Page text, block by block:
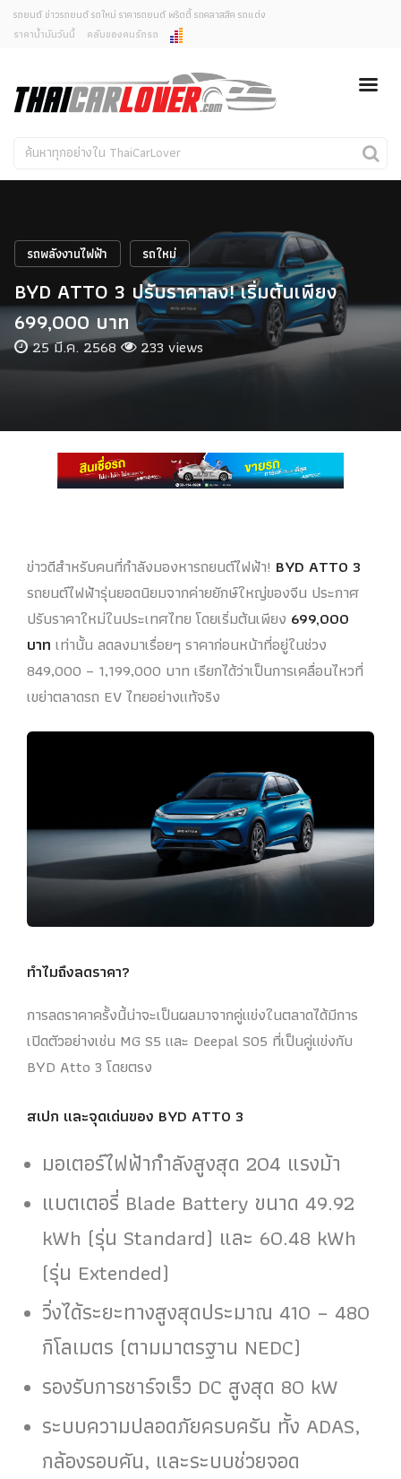
ยกเลิกการแจ้งเตือน
คุณต้องการยกเลิกการแจ้งเตือนข่าวสารเมื่อมีการอัพเดต
ใช่หรือไม่?
ไม่
รถยนต์ ข่าวรถยนต์ รถใหม่ ราคารถยนต์ พริตตี้ รถคลาสสิค รถแต่ง
ราคาน้ำมันวันนี้
คลับของคนรักรถ
รถใหม่
คนรักรถ
รถแต่ง
งานแสดงรถ
Car In The Movie
สเปคราคา รถยนต์
รถพลังงานไฟฟ้า รถใหม่
BYD ATTO 3 ปรับราคาลง! เริ่มต้นเพียง
699,000 บาท
25 มี.ค. 2568 233 views
ข่าวดีสำหรับคนที่กำลังมองหารถยนต์ไฟฟ้า! BYD ATTO 3
รถยนต์ไฟฟ้ารุ่นยอดนิยมจากค่ายยักษ์ใหญ่ของจีน ประกาศ
ปรับราคาใหม่ในประเทศไทย โดยเริ่มต้นเพียง 699,000
บาท เท่านั้น ลดลงมาเรื่อยๆ ราคาก่อนหน้าที่อยู่ในช่วง
849,000 – 1,199,000 บาท เรียกได้ว่าเป็นการเคลื่อนไหวที่
เขย่าตลาดรถ EV ไทยอย่างแท้จริง
ทำไมถึงลดราคา?
การลดราคาครั้งนี้น่าจะเป็นผลมาจากคู่แข่งในตลาดได้มีการ
เปิดตัวอย่างเช่น MG S5 และ Deepal S05 ที่เป็นคู่แข่งกับ
BYD Atto 3 โดยตรง
สเปก และจุดเด่นของ BYD ATTO 3
มอเตอร์ไฟฟ้ากำลังสูงสุด 204 แรงม้า
แบตเตอรี่ Blade Battery ขนาด 49.92
kWh (รุ่น Standard) และ 60.48 kWh
(รุ่น Extended)
วิ่งได้ระยะทางสูงสุดประมาณ 410 – 480
กิโลเมตร (ตามมาตรฐาน NEDC)
รองรับการชาร์จเร็ว DC สูงสุด 80 kW
ระบบความปลอดภัยครบครัน ทั้ง ADAS,
กล้องรอบคัน, และระบบช่วยจอด